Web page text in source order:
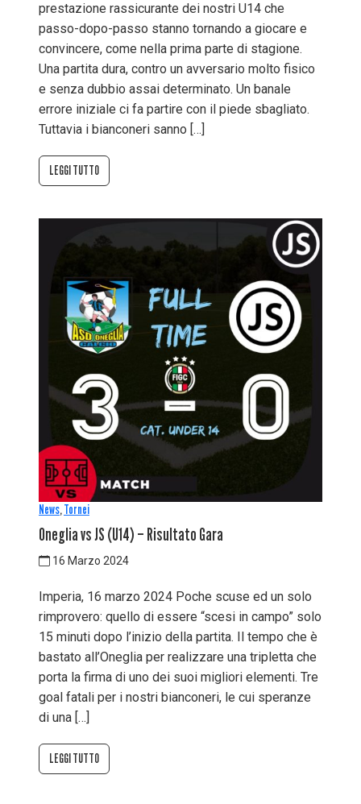
prestazione rassicurante dei nostri U14 che
passo-dopo-passo stanno tornando a giocare e
convincere, come nella prima parte di stagione.
Una partita dura, contro un avversario molto fisico
e senza dubbio assai determinato. Un banale
errore iniziale ci fa partire con il piede sbagliato.
Tuttavia i bianconeri sanno […]
LEGGI TUTTO
News,Tornei
Oneglia vs JS (U14) – Risultato Gara
16 Marzo 2024
Imperia, 16 marzo 2024 Poche scuse ed un solo
rimprovero: quello di essere “scesi in campo” solo
15 minuti dopo l’inizio della partita. Il tempo che è
bastato all’Oneglia per realizzare una tripletta che
porta la firma di uno dei suoi migliori elementi. Tre
goal fatali per i nostri bianconeri, le cui speranze
di una […]
LEGGI TUTTO